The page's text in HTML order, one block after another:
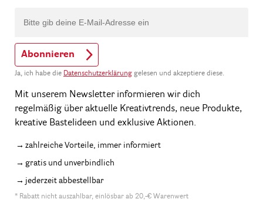
Abonnieren
Ja, ich habe die Datenschutzerklärung gelesen und akzeptiere diese.
Mit unserem Newsletter informieren wir dich
regelmäßig über aktuelle Kreativtrends, neue Produkte,
kreative Bastelideen und exklusive Aktionen.
zahlreiche Vorteile, immer informiert
gratis und unverbindlich
jederzeit abbestellbar
* Rabatt nicht auszahlbar, einlösbar ab 20,-€ Warenwert